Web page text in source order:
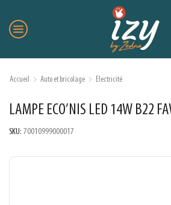
Accueil Auto et bricolage Electricité
LAMPE ECO’NIS LED 14W B22
SKU: 70010999000017